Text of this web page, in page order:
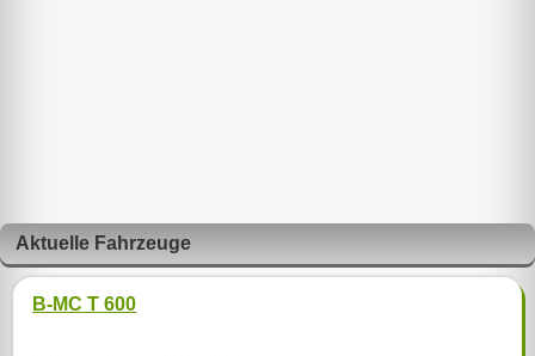
Aktuelle Fahrzeuge
B-MC T 600